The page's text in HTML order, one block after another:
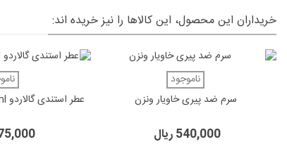
خریداران این محصول، این کالاها را نیز خریده اند:
دوست داشتن
ناموجود
سرم ضد پیری خاویار ونزن
540,000 ریال
دوست
عطر استندی گالاردو 30ml عطر GALARDO
275,000